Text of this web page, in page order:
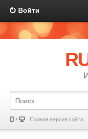
Войти
Полная версия сайта